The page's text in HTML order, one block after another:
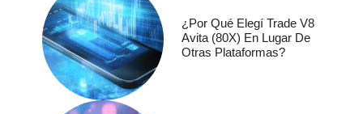
¿Por Qué Elegí Trade V8
Avita (80X) En Lugar De
Otras Plataformas?